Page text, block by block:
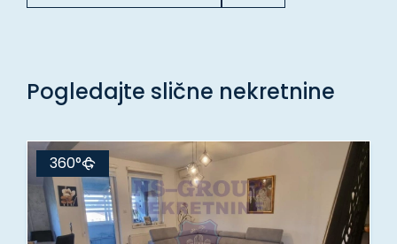
Pogledajte slične nekretnine
360°